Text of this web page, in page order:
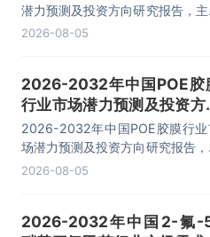
潜力预测及投资方向研究报告，主
包括行业投资价值与投资策略咨询
容。
2026-08-05
2026-2032年中国POE胶
行业市场潜力预测及投资方
研究报告
2026-2032年中国POE胶膜行业
场潜力预测及投资方向研究报告，
要包括企业及竞争格局、投资建议
2026-08-05
2026-2032年中国2-氟-